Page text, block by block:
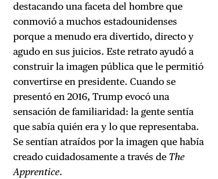
destacando una faceta del hombre que
conmovió a muchos estadounidenses
porque a menudo era divertido, directo y
agudo en sus juicios. Este retrato ayudó a
construir la imagen pública que le permitió
convertirse en presidente. Cuando se
presentó en 2016, Trump evocó una
sensación de familiaridad: la gente sentía
que sabía quién era y lo que representaba.
Se sentían atraídos por la imagen que había
creado cuidadosamente a través de The
Apprentice.